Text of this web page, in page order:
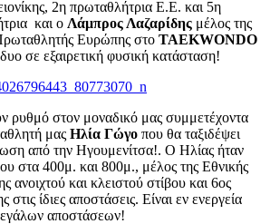
2η πρωταθλήτρια Ε.Ε. και 5η
και ο Λάμπρος Λαζαρίδης μέλος της
Ευρώπης στο TAEKWONDO
σε εξαιρετική φυσική κατάσταση!
ρυθμό στον μοναδικό μας συμμετέχοντα
μας Ηλία Γώγο που θα ταξιδέψει
από την Ηγουμενίτσα!. Ο Ηλίας ήταν
στα 400μ. και 800μ., μέλος της Εθνικής
ανοιχτού και κλειστού στίβου και 6ος
ίδιες αποστάσεις. Είναι εν ενεργεία
αποστάσεων!